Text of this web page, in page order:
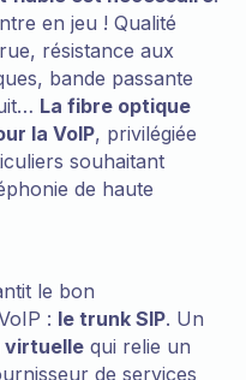
en jeu ! Qualité
résistance aux
bande passante
La fibre optique
la VoIP, privilégiée
souhaitant
de haute
le bon
: le trunk SIP. Un
virtuelle qui relie un
de services